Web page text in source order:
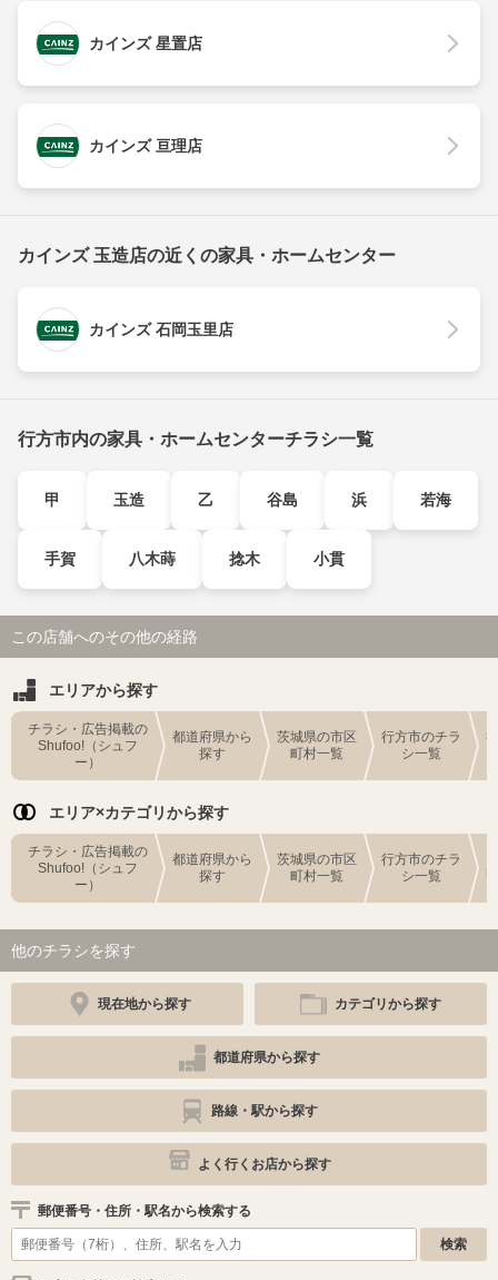
カインズ 星置店
カインズ 亘理店
カインズ 玉造店の近くの家具・ホームセンター
カインズ 石岡玉里店
行方市内の家具・ホームセンターチラシ一覧
甲 玉造 乙 谷島 浜 若海
手賀 八木蒔 捻木 小貫
この店舗へのその他の経路
エリアから探す
チラシ・広告掲載の
Shufoo!（シュフ
ー）
都道府県から
探す
茨城県の市区
町村一覧
行方市のチラ
シ一覧
エリア×カテゴリから探す
チラシ・広告掲載の
Shufoo!（シュフ
ー）
都道府県から
探す
茨城県の市区
町村一覧
行方市のチラ
シ一覧
他のチラシを探す
現在地から探す カテゴリから探す
都道府県から探す
路線・駅から探す
よく行くお店から探す
郵便番号・住所・駅名から検索する